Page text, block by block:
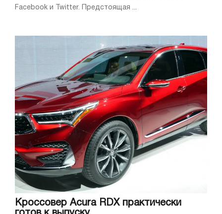
Facebook и Twitter. Предстоящая ...
Кроссовер Acura RDX практически